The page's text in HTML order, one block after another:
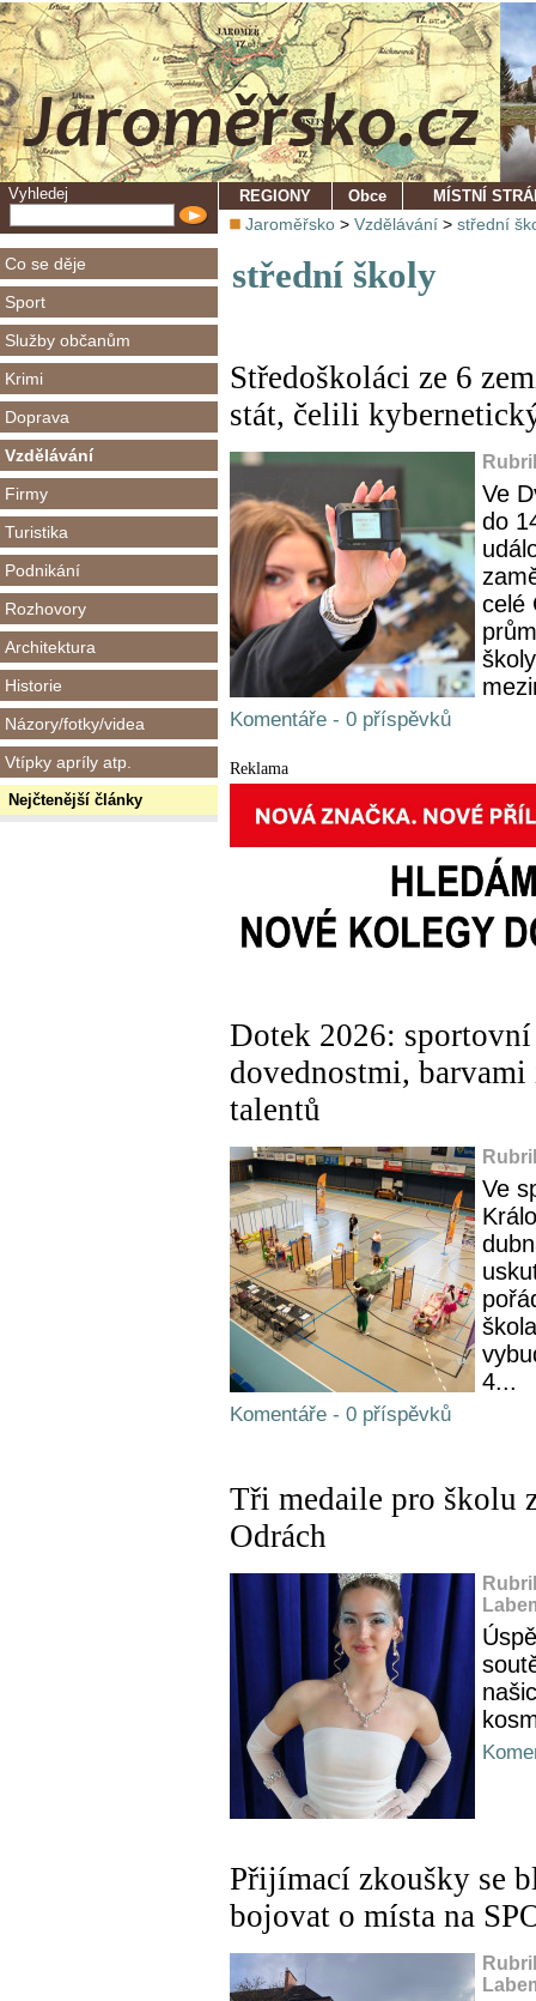
Vyhledej
Co se děje
Sport
Služby občanům
Krimi
Doprava
Vzdělávání
Firmy
Turistika
Podnikání
Rozhovory
Architektura
Historie
Názory/fotky/videa
Vtípky apríly atp.
Nejčtenější články
REGIONY Obce MÍSTNÍ
Jaroměřsko > Vzdělávání > střední
střední školy
Středoškoláci ze 6
stát, čelili
Ve
do
celé
Komentáře - 0 příspěvků
Reklama
Dotek 2026:
dovednostmi,
talentů
Ve
4...
Komentáře - 0 příspěvků
Tři medaile pro školu
Odrách
Přijímací zkoušky se
bojovat o místa na